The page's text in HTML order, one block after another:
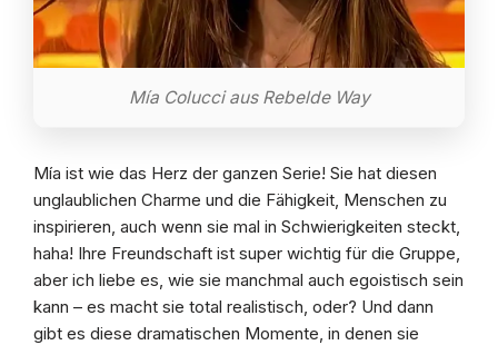
Mía Colucci aus Rebelde Way
Mía ist wie das Herz der ganzen Serie! Sie hat diesen
unglaublichen Charme und die Fähigkeit, Menschen zu
inspirieren, auch wenn sie mal in Schwierigkeiten steckt,
haha! Ihre Freundschaft ist super wichtig für die Gruppe,
aber ich liebe es, wie sie manchmal auch egoistisch sein
kann – es macht sie total realistisch, oder? Und dann
gibt es diese dramatischen Momente, in denen sie